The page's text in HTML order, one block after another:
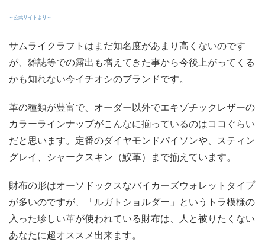
～公式サイトより～
サムライクラフトはまだ知名度があまり高くないのです
が、雑誌等での露出も増えてきた事から今後上がってくる
かも知れない今イチオシのブランドです。
革の種類が豊富で、オーダー以外でエキゾチックレザーの
カラーラインナップがこんなに揃っているのはココぐらい
だと思います。定番のダイヤモンドパイソンや、スティン
グレイ、シャークスキン（鮫革）まで揃えています。
財布の形はオーソドックスなバイカーズウォレットタイプ
が多いのですが、「ルガトショルダー」というトラ模様の
入った珍しい革が使われている財布は、人と被りたくない
あなたに超オススメ出来ます。